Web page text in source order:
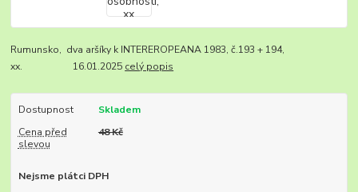
Rumunsko, dva aršíky k INTEREROPEANA 1983, č.193 + 194,
xx. 16.01.2025 celý popis
Dostupnost
Skladem
Cena před
slevou
48 Kč
Nejsme plátci DPH